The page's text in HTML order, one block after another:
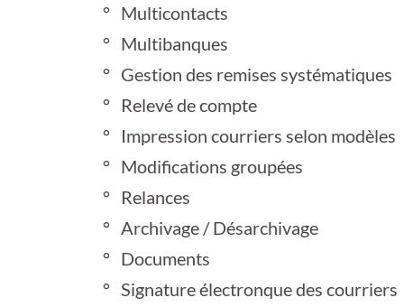
Multicontacts
Multibanques
Gestion des remises systématiques
Relevé de compte
Impression courriers selon modèles
Modifications groupées
Relances
Archivage / Désarchivage
Documents
Signature électronque des courriers